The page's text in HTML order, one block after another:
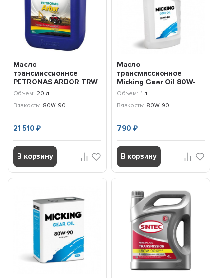
Масло
трансмиссионное
PETRONAS ARBOR TRW
90 LS 80W-90 (20л)
Объем: 20 л
Вязкость: 80W-90
21 510₽
В корзину
Масло
трансмиссионное
Micking Gear Oil 80W-
90 GL-5/MT-1 (1л) M5133
Объем: 1 л
Вязкость: 80W-90
790 ₽
В корзину